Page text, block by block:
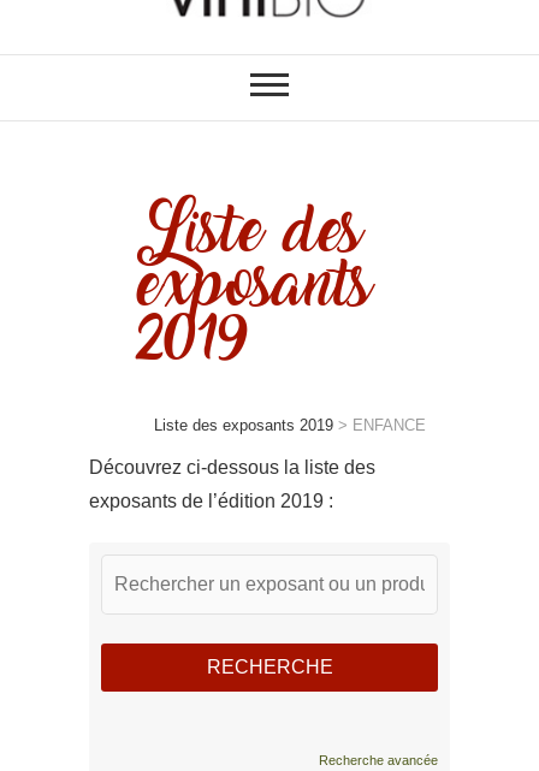
Liste des
exposants
2019
Liste des exposants 2019 > ENFANCE
Découvrez ci-dessous la liste des
exposants de l’édition 2019 :
Recherche avancée